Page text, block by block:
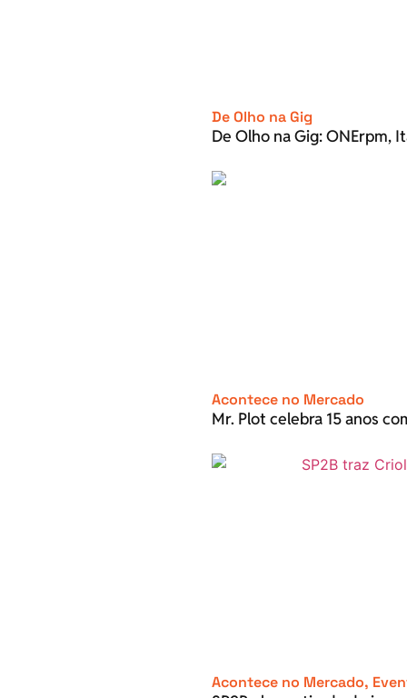
De Olho na Gig
De Olho na Gig: ONErpm,
Acontece no Mercado
Mr. Plot celebra 15 anos
Acontece no Mercado,